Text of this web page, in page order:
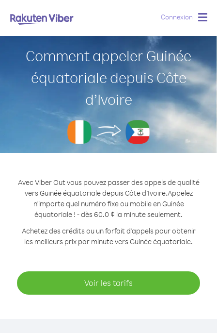
Connexion
Comment appeler Guinée
équatoriale depuis Côte
d’Ivoire
Avec Viber Out vous pouvez passer des appels de qualité
vers Guinée équatoriale depuis Côte d’Ivoire.Appelez
n'importe quel numéro fixe ou mobile en Guinée
équatoriale ! - dès 60.0 ¢ la minute seulement.
Achetez des crédits ou un forfait d’appels pour obtenir
les meilleurs prix par minute vers Guinée équatoriale.
Voir les tarifs